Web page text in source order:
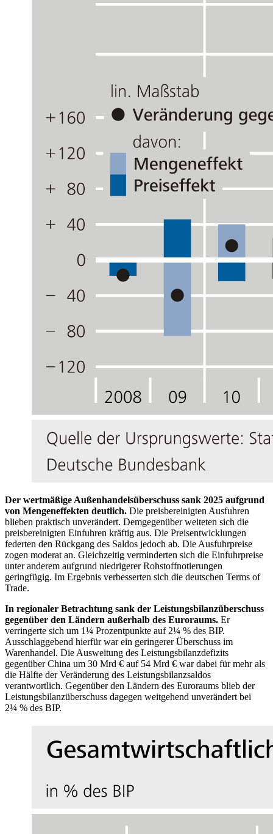
Der wertmäßige Außenhandelsüberschuss sank 2025 aufgrund
von Mengeneffekten deutlich. Die preisbereinigten Ausfuhren
blieben praktisch unverändert. Demgegenüber weiteten sich die
preisbereinigten Einfuhren kräftig aus. Die Preisentwicklungen
federten den Rückgang des Saldos jedoch ab. Die Ausfuhrpreise
zogen moderat an. Gleichzeitig verminderten sich die Einfuhrpreise
unter anderem aufgrund niedrigerer Rohstoffnotierungen
geringfügig. Im Ergebnis verbesserten sich die deutschen Terms of
Trade.
In regionaler Betrachtung sank der Leistungsbilanzüberschuss
gegenüber den Ländern außerhalb des Euroraums. Er
verringerte sich um 1¼ Prozentpunkte auf 2¼ % des BIP.
Ausschlaggebend hierfür war ein geringerer Überschuss im
Warenhandel. Die Ausweitung des Leistungsbilanzdefizits
gegenüber China um 30 Mrd € auf 54 Mrd € war dabei für mehr als
die Hälfte der Veränderung des Leistungsbilanzsaldos
verantwortlich. Gegenüber den Ländern des Euroraums blieb der
Leistungsbilanzüberschuss dagegen weitgehend unverändert bei
2¼ % des BIP.